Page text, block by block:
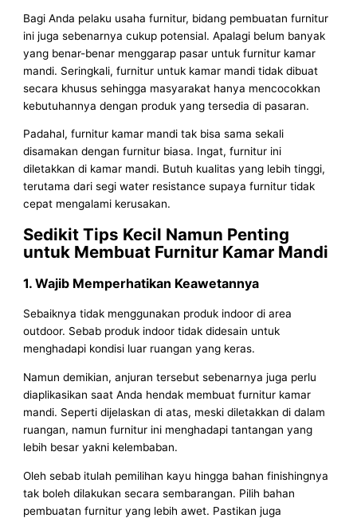
Bagi Anda pelaku usaha furnitur, bidang pembuatan furnitur
ini juga sebenarnya cukup potensial. Apalagi belum banyak
yang benar-benar menggarap pasar untuk furnitur kamar
mandi. Seringkali, furnitur untuk kamar mandi tidak dibuat
secara khusus sehingga masyarakat hanya mencocokkan
kebutuhannya dengan produk yang tersedia di pasaran.
Padahal, furnitur kamar mandi tak bisa sama sekali
disamakan dengan furnitur biasa. Ingat, furnitur ini
diletakkan di kamar mandi. Butuh kualitas yang lebih tinggi,
terutama dari segi water resistance supaya furnitur tidak
cepat mengalami kerusakan.
Sedikit Tips Kecil Namun Penting
untuk Membuat Furnitur Kamar Mandi
1. Wajib Memperhatikan Keawetannya
Sebaiknya tidak menggunakan produk indoor di area
outdoor. Sebab produk indoor tidak didesain untuk
menghadapi kondisi luar ruangan yang keras.
Namun demikian, anjuran tersebut sebenarnya juga perlu
diaplikasikan saat Anda hendak membuat furnitur kamar
mandi. Seperti dijelaskan di atas, meski diletakkan di dalam
ruangan, namun furnitur ini menghadapi tantangan yang
lebih besar yakni kelembaban.
Oleh sebab itulah pemilihan kayu hingga bahan finishingnya
tak boleh dilakukan secara sembarangan. Pilih bahan
pembuatan furnitur yang lebih awet. Pastikan juga